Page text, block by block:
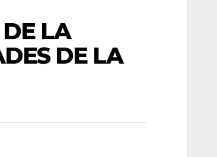
LA
DE LA